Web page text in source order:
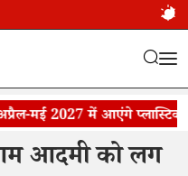
मई 2027 में आएंगे प्लास्टिक के
है ब्याज
आदमी को लग